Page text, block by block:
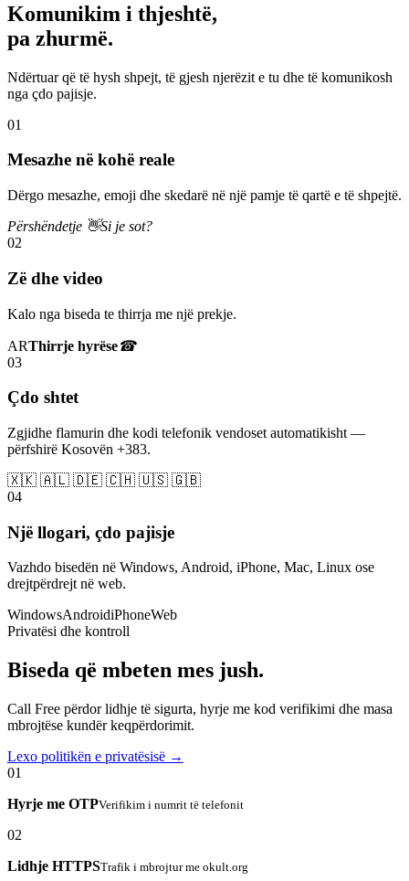
Komunikim i thjeshtë,
pa zhurmë.
Ndërtuar që të hysh shpejt, të gjesh njerëzit e tu dhe të komunikosh
nga çdo pajisje.
01
Mesazhe në kohë reale
Dërgo mesazhe, emoji dhe skedarë në një pamje të qartë e të shpejtë.
Përshëndetje 👋Si je sot?
02
Zë dhe video
Kalo nga biseda te thirrja me një prekje.
ARThirrje hyrëse☎
03
Çdo shtet
Zgjidhe flamurin dhe kodi telefonik vendoset automatikisht —
përfshirë Kosovën +383.
🇽🇰 🇦🇱 🇩🇪 🇨🇭 🇺🇸 🇬🇧
04
Një llogari, çdo pajisje
Vazhdo bisedën në Windows, Android, iPhone, Mac, Linux ose
drejtpërdrejt në web.
WindowsAndroidiPhoneWeb
Privatësi dhe kontroll
Biseda që mbeten mes jush.
Call Free përdor lidhje të sigurta, hyrje me kod verifikimi dhe masa
mbrojtëse kundër keqpërdorimit.
Lexo politikën e privatësisë →
01
Hyrje me OTPVerifikim i numrit të telefonit
02
Lidhje HTTPSTrafik i mbrojtur me okult.org